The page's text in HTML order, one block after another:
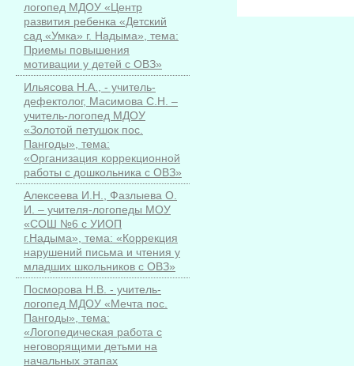
логопед МДОУ «Центр
развития ребенка «Детский
сад «Умка» г. Надыма», тема:
Приемы повышения
мотивации у детей с ОВЗ»
Ильясова Н.А., - учитель-
дефектолог, Масимова С.Н. –
учитель-логопед МДОУ
«Золотой петушок пос.
Пангоды», тема:
«Организация коррекционной
работы с дошкольника с ОВЗ»
Алексеева И.Н., Фазлыева О.
И. – учителя-логопеды МОУ
«СОШ №6 с УИОП
г.Надыма», тема: «Коррекция
нарушений письма и чтения у
младших школьников с ОВЗ»
Посморова Н.В. - учитель-
логопед МДОУ «Мечта пос.
Пангоды», тема:
«Логопедическая работа с
неговорящими детьми на
начальных этапах